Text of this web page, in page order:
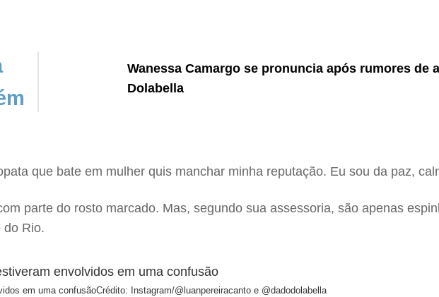
Wanessa Camargo se pronuncia após rumores de
Dolabella
que bate em mulher quis manchar minha reputação. Eu sou da paz,
parte do rosto marcado. Mas, segundo sua assessoria, são apenas
do Rio.
em uma confusãoCrédito: Instagram/@luanpereiracanto e @dadodolabella